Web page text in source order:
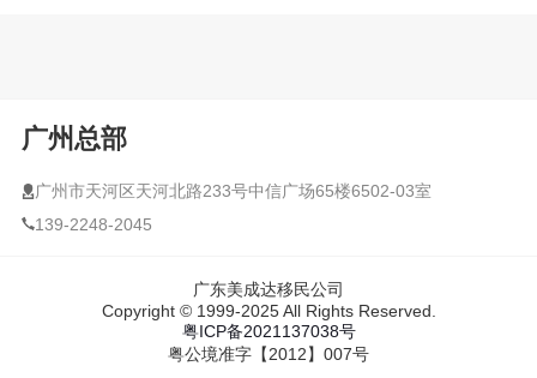
广州总部
广州市天河区天河北路233号中信广场65楼6502-03室
139-2248-2045
广东美成达移民公司
Copyright © 1999-2025 All Rights Reserved.
粤ICP备2021137038号
粤公境准字【2012】007号